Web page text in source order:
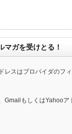
ガを受けとる！
レスはプロバイダのフ
GmailもしくはYahooア